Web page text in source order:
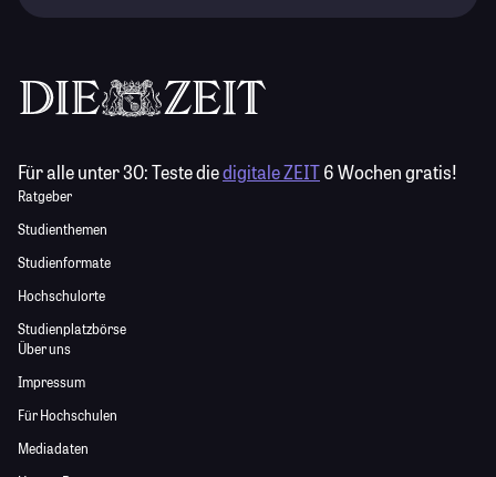
Für alle unter 30:Teste diedigitale ZEIT6 Wochen gratis!
Ratgeber
Studienthemen
Studienformate
Hochschulorte
Studienplatzbörse
Über uns
Impressum
Für Hochschulen
Mediadaten